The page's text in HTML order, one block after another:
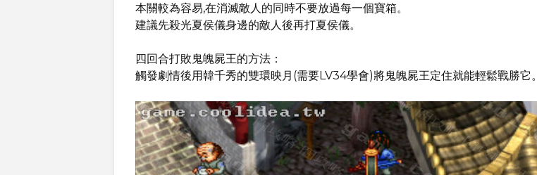
本關較為容易,在消滅敵人的同時不要放過每一個寶箱。
建議先殺光夏侯儀身邊的敵人後再打夏侯儀。
四回合打敗鬼魄屍王的方法：
觸發劇情後用韓千秀的雙環映月(需要LV34學會)將鬼魄屍王定住就能輕鬆戰勝它。